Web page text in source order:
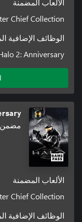
الألعاب المضمنة
Chief Collection
الوظائف الإضافية
2: Anniversary
الألعاب المضمنة
Chief Collection
الوظائف الإضافية